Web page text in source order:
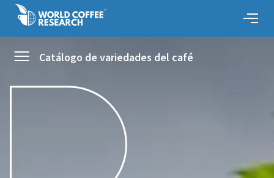
Catálogo de variedades del café